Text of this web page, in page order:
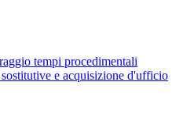
tempi procedimentali
e acquisizione d'ufficio